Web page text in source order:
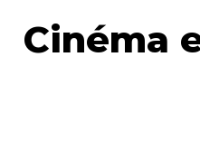
Cinéma